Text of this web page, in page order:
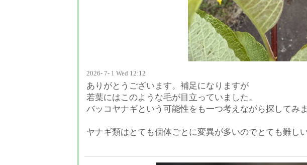
2026- 7- 1 Wed 12:12
ありがとうございます。補足になりますが
若葉にはこのような毛が目立っていました。
バッコヤナギという可能性をも一つ考えながら探してみま
ヤナギ類はとても個体ごとに変異が多いのでとても難しい